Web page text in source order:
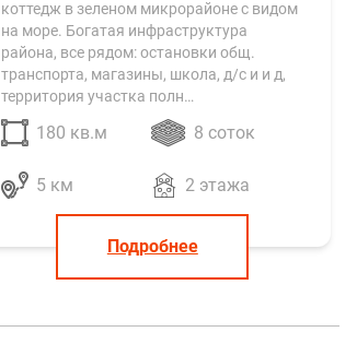
коттедж в зеленом микрорайоне с видом
на море. Богатая инфраструктура
района, все рядом: остановки общ.
транспорта, магазины, школа, д/с и и д,
территория участка полн…
180 кв.м 8 соток
5 км 2 этажа
Подробнее